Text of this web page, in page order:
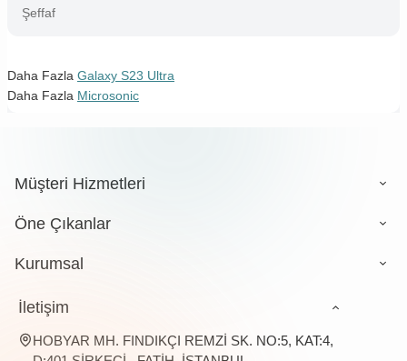
Şeffaf
Daha Fazla Galaxy S23 Ultra
Daha Fazla Microsonic
Müşteri Hizmetleri
Öne Çıkanlar
Kurumsal
İletişim
HOBYAR MH. FINDIKÇI REMZİ SK. NO:5, KAT:4,